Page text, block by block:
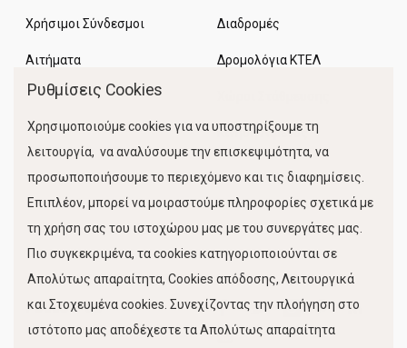
Χρήσιμοι Σύνδεσμοι
Αιτήματα
Διαδρομές
Δρομολόγια ΚΤΕΛ
Κίνηση Λιμένος
FOLLOW US
Ρυθμίσεις Cookies
Χρησιμοποιούμε cookies για να υποστηρίξουμε τη
λειτουργία, να αναλύσουμε την επισκεψιμότητα, να
προσωποποιήσουμε το περιεχόμενο και τις διαφημίσεις.
Επιπλέον, μπορεί να μοιραστούμε πληροφορίες σχετικά με
τη χρήση σας του ιστοχώρου μας με του συνεργάτες μας.
Πιο συγκεκριμένα, τα cookies κατηγοριοποιούνται σε
Απολύτως απαραίτητα, Cookies απόδοσης, Λειτουργικά
και Στοχευμένα cookies. Συνεχίζοντας την πλοήγηση στο
ιστότοπο μας αποδέχεστε τα Απολύτως απαραίτητα